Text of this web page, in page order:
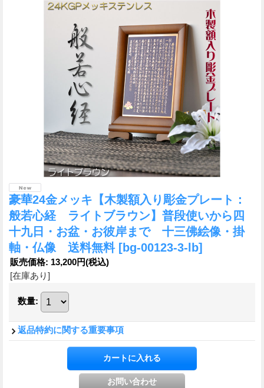
豪華24金メッキ【木製額入り彫金プレート：
般若心経 ライトブラウン】普段使いから四
十九日・お盆・お彼岸まで 十三佛絵像・掛
軸・仏像 送料無料 [bg-00123-3-lb]
販売価格: 13,200円(税込)
[在庫あり]
数量:
返品特約に関する重要事項